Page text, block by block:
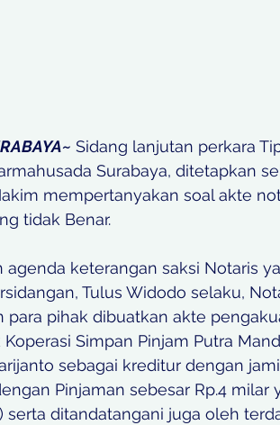
Sidang lanjutan perkara
Surabaya, ditetapkan
mempertanyakan soal akte
tidak Benar.
agenda keterangan saksi Notaris
Tulus Widodo selaku,
para pihak dibuatkan akte
Simpan Pinjam Putra
sebagai kreditur dengan
Pinjaman sebesar Rp.4 milar
serta ditandatangani juga oleh